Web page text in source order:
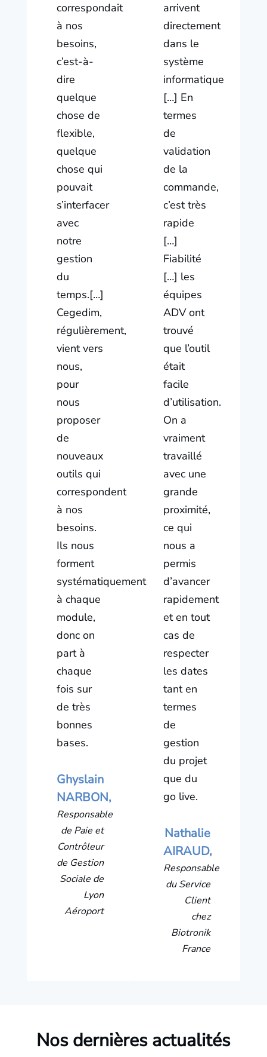
Ghyslain
NARBON,
Responsable
de Paie et
Contrôleur
de Gestion
Sociale de
Lyon
Aéroport
correspondait
à nos
besoins,
c’est-à-
dire
quelque
chose de
flexible,
quelque
chose qui
pouvait
s’interfacer
avec
notre
gestion
du
temps.[…]
Cegedim,
régulièrement,
vient vers
nous,
pour
nous
proposer
de
nouveaux
outils qui
correspondent
à nos
besoins.
Ils nous
forment
systématiquement
à chaque
module,
donc on
part à
chaque
fois sur
de très
bonnes
bases.
Nathalie
AIRAUD,
Responsable
du Service
Client
chez
Biotronik
France
arrivent
directement
dans le
système
informatique
[…] En
termes
de
validation
de la
commande,
c’est très
rapide
[…]
Fiabilité
[…] les
équipes
ADV ont
trouvé
que l’outil
était
facile
d’utilisation.
On a
vraiment
travaillé
avec une
grande
proximité,
ce qui
nous a
permis
d’avancer
rapidement
et en tout
cas de
respecter
les dates
tant en
termes
de
gestion
du projet
que du
go live.
Nos dernières actualités